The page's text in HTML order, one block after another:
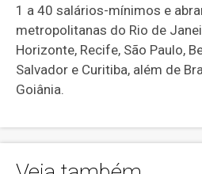
1 a 40 salários-mínimos e
metropolitanas do Rio de
Horizonte, Recife, São Paulo,
Salvador e Curitiba, além de
Goiânia.